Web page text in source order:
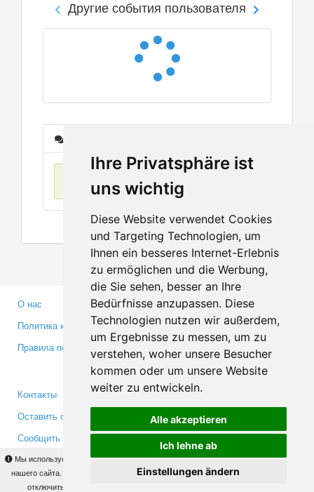
Ihre Privatsphäre ist
uns wichtig
Diese Website verwendet Cookies
und Targeting Technologien, um
Ihnen ein besseres Internet-Erlebnis
zu ermöglichen und die Werbung,
die Sie sehen, besser an Ihre
Bedürfnisse anzupassen. Diese
Technologien nutzen wir außerdem,
um Ergebnisse zu messen, um zu
verstehen, woher unsere Besucher
kommen oder um unsere Website
weiter zu entwickeln.
Alle akzeptieren
Ich lehne ab
Einstellungen ändern
Мы используем cookies для того, чтобы Вы могли использовать весь функционал
нашего сайта. На
Вы сможете узнать подробности и, при желании,
отключить использование cookies. Продолжая пользоваться сайтом, Вы
Другие события пользователя
О нас
Политика конфиденциальности
Правила пользования
Партнерам
Инвесторам
Медиа
Контакты
Оставить отзыв
Сообщить об ошибке
Facebook
Twitter
YouTube
Google+